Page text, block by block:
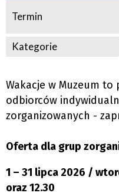
Termin
Kategorie
Wakacje w Muzeum
odbiorców
zorganizowanych -
Oferta dla grup
1 – 31 lipca 2026 /
oraz 12.30